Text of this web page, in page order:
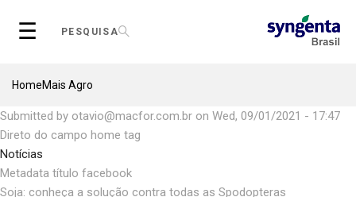
☰ PESQUISA
Breadcrumb
HomeMais Agro
Submitted by otavio@macfor.com.br on Wed, 09/01/2021 - 17:47
Direto do campo home tag
Notícias
Metadata título facebook
Soja: conheça a solução contra todas as Spodopteras